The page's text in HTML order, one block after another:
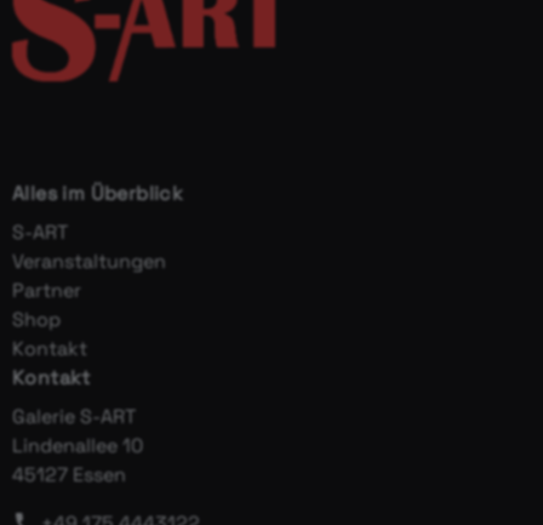
Alles im Überblick
S-ART
Veranstaltungen
Partner
Shop
Kontakt
Kontakt
Galerie S-ART
Lindenallee 10
45127 Essen